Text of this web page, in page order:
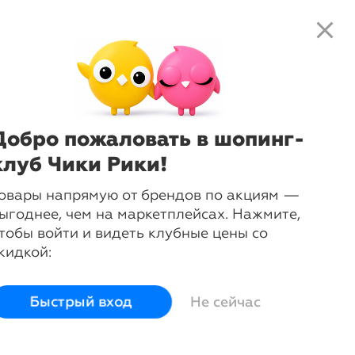
close
пожаловать в шопинг-
Чики Рики!
напрямую от брендов по акциям —
чем на маркетплейсах. Нажмите,
войти и видеть клубные цены со
Быстрый вход Не сейчас
Куртка-бомбер Scotch&Soda
Сначала выберите размер:
L
Размер
L
Грудь
95
Талия
79
Бедра
Войти и смотреть цены